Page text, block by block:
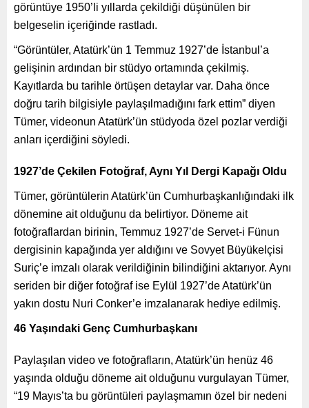
görüntüye 1950’li yıllarda çekildiği düşünülen bir
belgeselin içeriğinde rastladı.
“Görüntüler, Atatürk’ün 1 Temmuz 1927’de İstanbul’a
gelişinin ardından bir stüdyo ortamında çekilmiş.
Kayıtlarda bu tarihle örtüşen detaylar var. Daha önce
doğru tarih bilgisiyle paylaşılmadığını fark ettim” diyen
Tümer, videonun Atatürk’ün stüdyoda özel pozlar verdiği
anları içerdiğini söyledi.
1927’de Çekilen Fotoğraf, Aynı Yıl Dergi Kapağı Oldu
Tümer, görüntülerin Atatürk’ün Cumhurbaşkanlığındaki ilk
dönemine ait olduğunu da belirtiyor. Döneme ait
fotoğraflardan birinin, Temmuz 1927’de Servet-i Fünun
dergisinin kapağında yer aldığını ve Sovyet Büyükelçisi
Suriç’e imzalı olarak verildiğinin bilindiğini aktarıyor. Aynı
seriden bir diğer fotoğraf ise Eylül 1927’de Atatürk’ün
yakın dostu Nuri Conker’e imzalanarak hediye edilmiş.
46 Yaşındaki Genç Cumhurbaşkanı
Paylaşılan video ve fotoğrafların, Atatürk’ün henüz 46
yaşında olduğu döneme ait olduğunu vurgulayan Tümer,
“19 Mayıs’ta bu görüntüleri paylaşmamın özel bir nedeni